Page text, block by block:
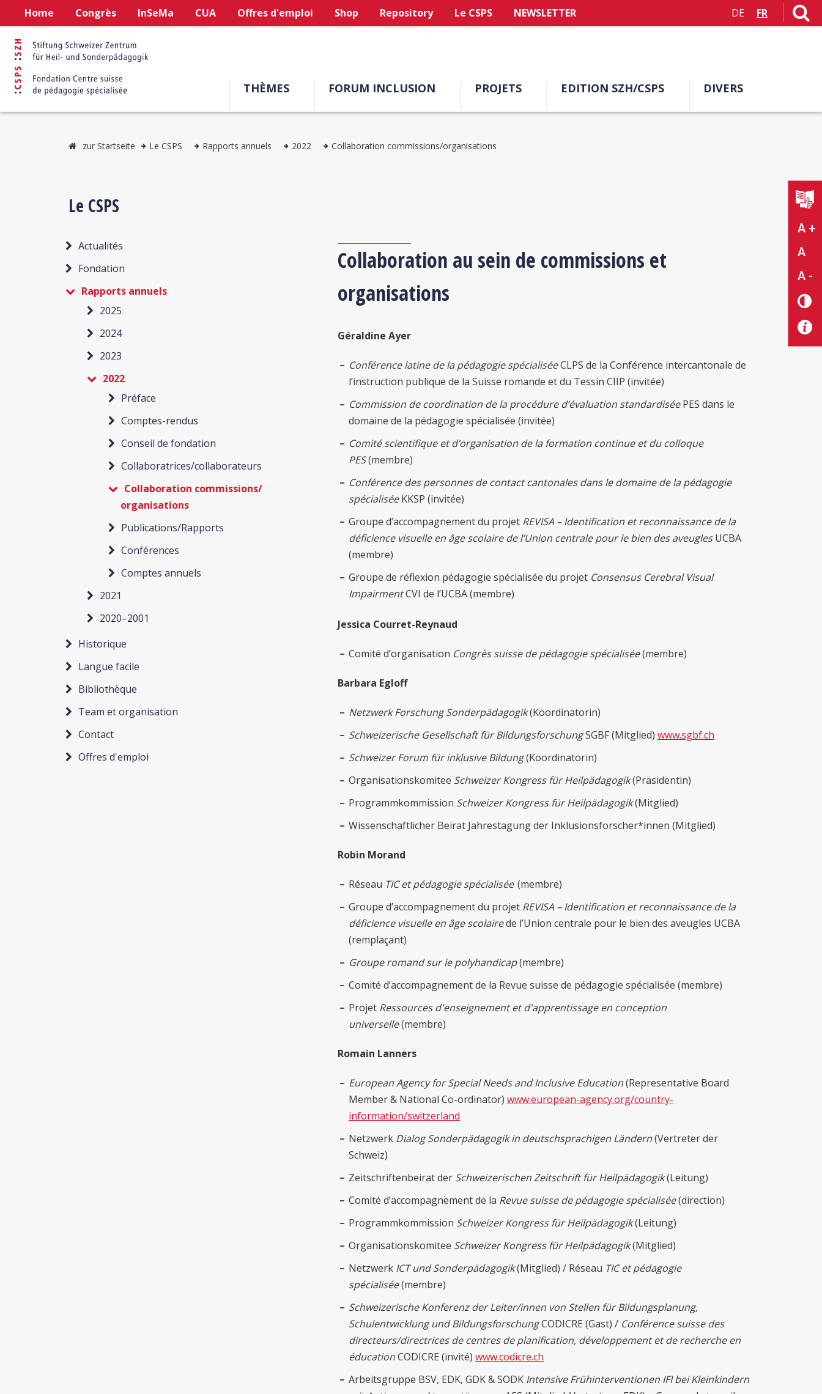
Home Congrès InSeMa CUA Offres d'emploi Shop Repository Le CSPS NEWSLETTER DE FR
THÈMES FORUM INCLUSION PROJETS EDITION SZH/CSPS DIVERS
A +
A
A -
zur Startseite Le CSPS Rapports annuels 2022 Collaboration commissions/organisations
Le CSPS
Actualités
Fondation
Rapports annuels
2025
2024
2023
2022
Préface
Comptes-rendus
Conseil de fondation
Collaboratrices/collaborateurs
Collaboration commissions/
organisations
Publications/Rapports
Conférences
Comptes annuels
2021
2020–2001
Historique
Langue facile
Bibliothèque
Team et organisation
Contact
Offres d'emploi
Collaboration au sein de commissions et
organisations
Géraldine Ayer
Conférence latine de la pédagogie spécialiséeCLPS de la Conférence intercantonale de
l’instruction publique de la Suisse romande et du Tessin CIIP (invitée)
Commission de coordination de la procédure d’évaluation standardiséePES dans le
domaine de la pédagogie spécialisée (invitée)
Comité scientifique et d’organisation de la formation continue et du colloque
PES(membre)
Conférence des personnes de contact cantonales dans le domaine de la pédagogie
spécialiséeKKSP (invitée)
Groupe d’accompagnement du projet REVISA – Identification et reconnaissance de la
déficience visuelle en âge scolaire de l’Union centrale pour le bien des aveuglesUCBA
(membre)
Groupe de réflexion pédagogie spécialisée du projet Consensus Cerebral Visual
ImpairmentCVI de l’UCBA (membre)
Jessica Courret-Reynaud
Comité d’organisation Congrès suisse de pédagogie spécialisée(membre)
Barbara Egloff
Netzwerk Forschung Sonderpädagogik(Koordinatorin)
Schweizerische Gesellschaft für BildungsforschungSGBF (Mitglied) www.sgbf.ch
Schweizer Forum für inklusive Bildung(Koordinatorin)
Organisationskomitee Schweizer Kongress für Heilpädagogik(Präsidentin)
Programmkommission Schweizer Kongress für Heilpädagogik(Mitglied)
Wissenschaftlicher Beirat Jahrestagung der Inklusionsforscher*innen (Mitglied)
Robin Morand
Réseau TIC et pédagogie spécialisée (membre)
Groupe d’accompagnement du projet REVISA – Identification et reconnaissance de la
déficience visuelle en âge scolairede l’Union centrale pour le bien des aveugles UCBA
(remplaçant)
Groupe romand sur le polyhandicap(membre)
Comité d’accompagnement de la Revue suisse de pédagogie spécialisée (membre)
Projet Ressources d'enseignement et d'apprentissage en conception
universelle(membre)
Romain Lanners
European Agency for Special Needs and Inclusive Education(Representative Board
Member & National Co-ordinator) www.european-agency.org/country-
information/switzerland
Netzwerk Dialog Sonderpädagogik in deutschsprachigen Ländern(Vertreter der
Schweiz)
Zeitschriftenbeirat der Schweizerischen Zeitschrift für Heilpädagogik(Leitung)
Comité d’accompagnement de la Revue suisse de pédagogie spécialisée(direction)
Programmkommission Schweizer Kongress für Heilpädagogik(Leitung)
Organisationskomitee Schweizer Kongress für Heilpädagogik(Mitglied)
Netzwerk ICT und Sonderpädagogik(Mitglied) / Réseau TIC et pédagogie
spécialisée(membre)
Schweizerische Konferenz der Leiter/innen von Stellen für Bildungsplanung,
Schulentwicklung und BildungsforschungCODICRE (Gast) / Conférence suisse des
directeurs/directrices de centres de planification, développement et de recherche en
éducationCODICRE (invité) www.codicre.ch
Arbeitsgruppe BSV, EDK, GDK & SODK Intensive Frühinterventionen IFI bei Kleinkindern